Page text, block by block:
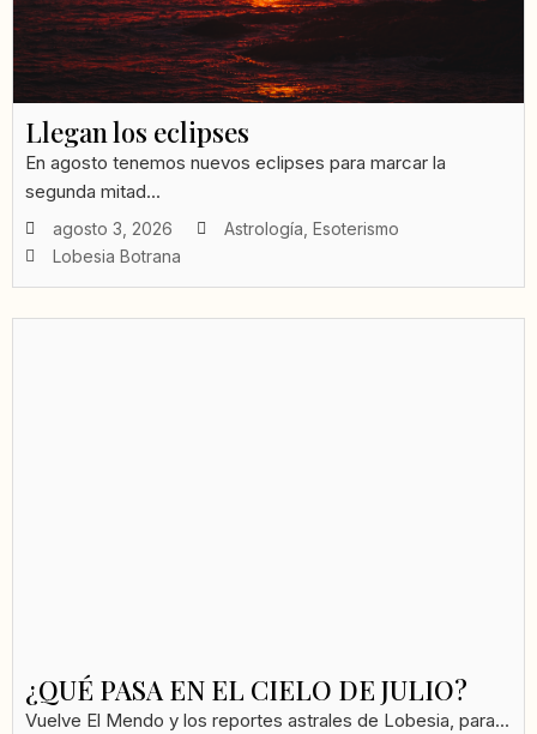
Llegan los eclipses
En agosto tenemos nuevos eclipses para marcar la
segunda mitad...
agosto 3, 2026 Astrología Esoterismo
Lobesia Botrana
¿QUÉ PASA EN EL CIELO DE JULIO?
Vuelve El Mendo y los reportes astrales de Lobesia, para...